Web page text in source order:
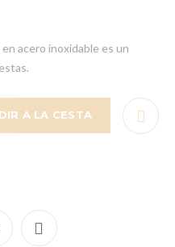
acero inoxidable es un
A LA CESTA